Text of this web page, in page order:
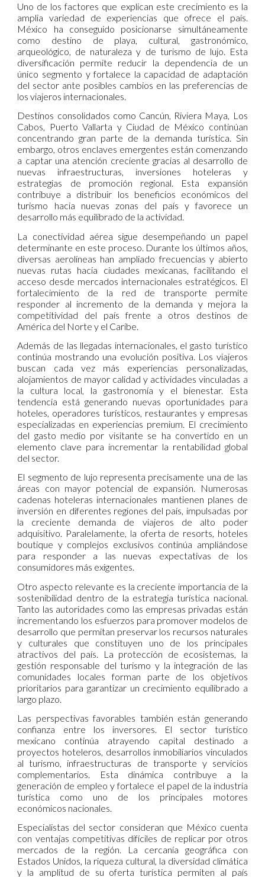
Uno de los factores que explican este crecimiento es la
amplia variedad de experiencias que ofrece el país.
México ha conseguido posicionarse simultáneamente
como destino de playa, cultural, gastronómico,
arqueológico, de naturaleza y de turismo de lujo. Esta
diversificación permite reducir la dependencia de un
único segmento y fortalece la capacidad de adaptación
del sector ante posibles cambios en las preferencias de
los viajeros internacionales.
Destinos consolidados como Cancún, Riviera Maya, Los
Cabos, Puerto Vallarta y Ciudad de México continúan
concentrando gran parte de la demanda turística. Sin
embargo, otros enclaves emergentes están comenzando
a captar una atención creciente gracias al desarrollo de
nuevas infraestructuras, inversiones hoteleras y
estrategias de promoción regional. Esta expansión
contribuye a distribuir los beneficios económicos del
turismo hacia nuevas zonas del país y favorece un
desarrollo más equilibrado de la actividad.
La conectividad aérea sigue desempeñando un papel
determinante en este proceso. Durante los últimos años,
diversas aerolíneas han ampliado frecuencias y abierto
nuevas rutas hacia ciudades mexicanas, facilitando el
acceso desde mercados internacionales estratégicos. El
fortalecimiento de la red de transporte permite
responder al incremento de la demanda y mejora la
competitividad del país frente a otros destinos de
América del Norte y el Caribe.
Además de las llegadas internacionales, el gasto turístico
continúa mostrando una evolución positiva. Los viajeros
buscan cada vez más experiencias personalizadas,
alojamientos de mayor calidad y actividades vinculadas a
la cultura local, la gastronomía y el bienestar. Esta
tendencia está generando nuevas oportunidades para
hoteles, operadores turísticos, restaurantes y empresas
especializadas en experiencias premium. El crecimiento
del gasto medio por visitante se ha convertido en un
elemento clave para incrementar la rentabilidad global
del sector.
El segmento de lujo representa precisamente una de las
áreas con mayor potencial de expansión. Numerosas
cadenas hoteleras internacionales mantienen planes de
inversión en diferentes regiones del país, impulsadas por
la creciente demanda de viajeros de alto poder
adquisitivo. Paralelamente, la oferta de resorts, hoteles
boutique y complejos exclusivos continúa ampliándose
para responder a las nuevas expectativas de los
consumidores más exigentes.
Otro aspecto relevante es la creciente importancia de la
sostenibilidad dentro de la estrategia turística nacional.
Tanto las autoridades como las empresas privadas están
incrementando los esfuerzos para promover modelos de
desarrollo que permitan preservar los recursos naturales
y culturales que constituyen uno de los principales
atractivos del país. La protección de ecosistemas, la
gestión responsable del turismo y la integración de las
comunidades locales forman parte de los objetivos
prioritarios para garantizar un crecimiento equilibrado a
largo plazo.
Las perspectivas favorables también están generando
confianza entre los inversores. El sector turístico
mexicano continúa atrayendo capital destinado a
proyectos hoteleros, desarrollos inmobiliarios vinculados
al turismo, infraestructuras de transporte y servicios
complementarios. Esta dinámica contribuye a la
generación de empleo y fortalece el papel de la industria
turística como uno de los principales motores
económicos nacionales.
Especialistas del sector consideran que México cuenta
con ventajas competitivas difíciles de replicar por otros
mercados de la región. La cercanía geográfica con
Estados Unidos, la riqueza cultural, la diversidad climática
y la amplitud de su oferta turística permiten al país